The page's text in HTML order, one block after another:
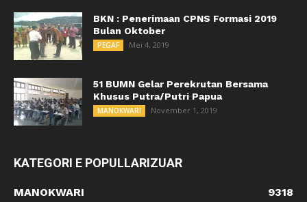
BKN : Penerimaan CPNS Formasi 2019
Bulan Oktober
PEGAF Mei 4, 2019
51 BUMN Gelar Perekrutan Bersama
Khusus Putra/Putri Papua
MANOKWARI November 1, 2019
KATEGORI E POPULLARIZUAR
MANOKWARI
9318